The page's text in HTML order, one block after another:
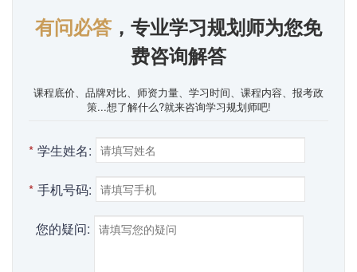
有问必答，专业学习规划师为您免
费咨询解答
课程底价、品牌对比、师资力量、学习时间、课程内容、报考政
策...想了解什么?就来咨询学习规划师吧!
* 学生姓名:
* 手机号码:
您的疑问: